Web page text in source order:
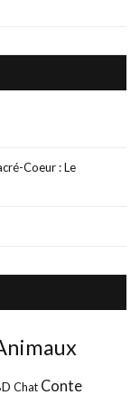
Coeur : Le
Chat Conte